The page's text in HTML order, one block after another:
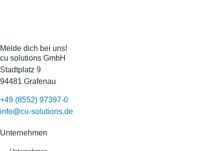
Melde dich bei uns!
cu solutions GmbH
Stadtplatz 9
94481 Grafenau
+49 (8552) 97397-0
info@cu-solutions.de
Unternehmen